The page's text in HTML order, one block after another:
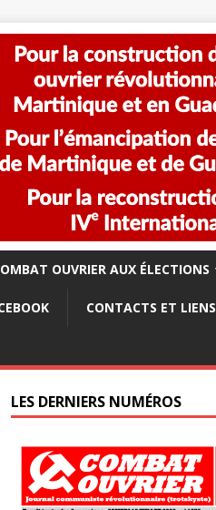
OUVRIER AUX ÉLECTIONS
CONTACTS ET LIENS
LES DERNIERS NUMÉROS